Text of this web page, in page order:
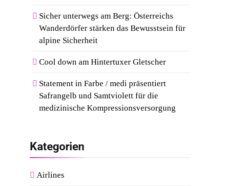
Sicher unterwegs am Berg: Österreichs
Wanderdörfer stärken das Bewusstsein für
alpine Sicherheit
Cool down am Hintertuxer Gletscher
Statement in Farbe / medi präsentiert
Safrangelb und Samtviolett für die
medizinische Kompressionsversorgung
Kategorien
Airlines